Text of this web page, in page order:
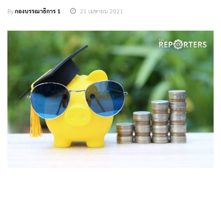
Byกองบรรณาธิการ 1 21 เมษายน 2021